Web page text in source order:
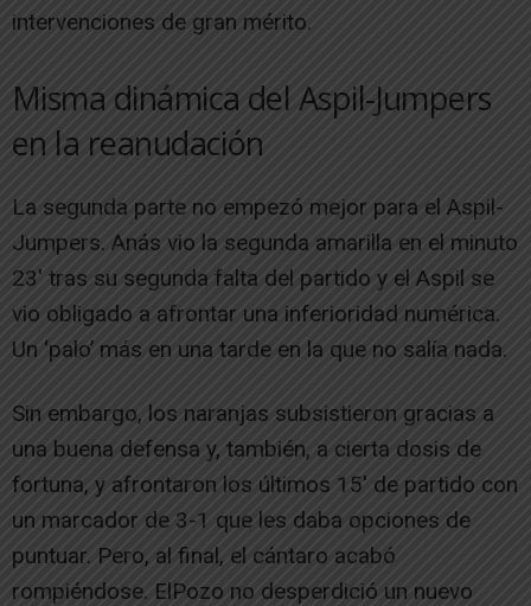
intervenciones de gran mérito.
Misma dinámica del Aspil-Jumpers
en la reanudación
La segunda parte no empezó mejor para el Aspil-
Jumpers. Anás vio la segunda amarilla en el minuto
23′ tras su segunda falta del partido y el Aspil se
vio obligado a afrontar una inferioridad numérica.
Un ‘palo’ más en una tarde en la que no salía nada.
Sin embargo, los naranjas subsistieron gracias a
una buena defensa y, también, a cierta dosis de
fortuna, y afrontaron los últimos 15′ de partido con
un marcador de 3-1 que les daba opciones de
puntuar. Pero, al final, el cántaro acabó
rompiéndose. ElPozo no desperdició un nuevo